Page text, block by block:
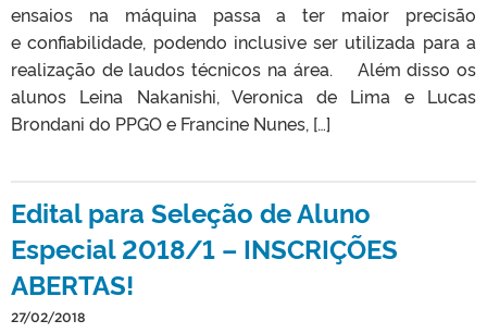
ensaios na máquina passa a ter maior precisão
e confiabilidade, podendo inclusive ser utilizada para a
realização de laudos técnicos na área. Além disso os
alunos Leina Nakanishi, Veronica de Lima e Lucas
Brondani do PPGO e Francine Nunes, […]
Edital para Seleção de Aluno
Especial 2018/1 – INSCRIÇÕES
ABERTAS!
27/02/2018